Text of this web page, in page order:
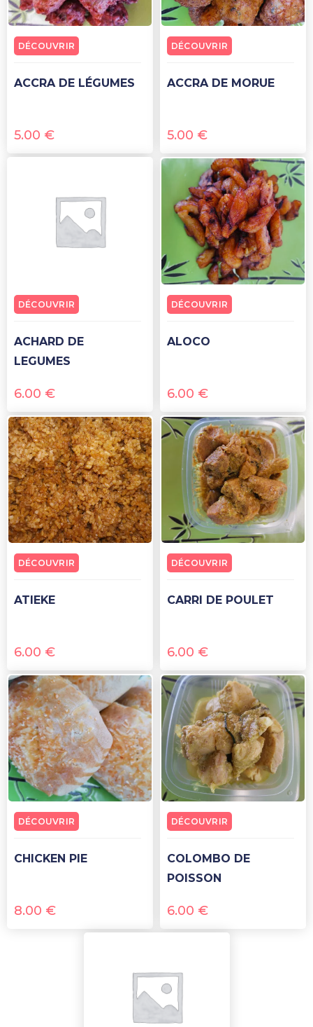
ACCRA DE LÉGUMES
5.00 €
DÉCOUVRIR
ACCRA DE MORUE
5.00 €
DÉCOUVRIR
ACHARD DE
LEGUMES
6.00 €
DÉCOUVRIR
ALOCO
6.00 €
DÉCOUVRIR
ATIEKE
6.00 €
DÉCOUVRIR
CARRI DE POULET
6.00 €
DÉCOUVRIR
CHICKEN PIE
8.00 €
DÉCOUVRIR
COLOMBO DE
POISSON
6.00 €
DÉCOUVRIR